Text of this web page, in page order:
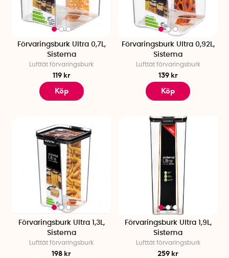
Förvaringsburk Ultra 0,7L,
Sistema
Lufttät förvaringsburk
119 kr
Köp
Förvaringsburk Ultra 0,92L,
Sistema
Lufttät förvaringsburk
139 kr
Köp
Förvaringsburk Ultra 1,3L,
Sistema
Lufttät förvaringsburk
198 kr
Förvaringsburk Ultra 1,9L,
Sistema
Lufttät förvaringsburk
259 kr